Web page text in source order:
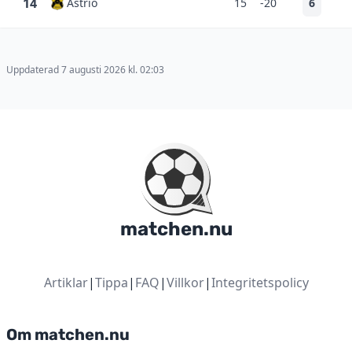
Uppdaterad 7 augusti 2026 kl. 02:03
matchen.nu
Artiklar|Tippa| FAQ|Villkor|Integritetspolicy
Om matchen.nu